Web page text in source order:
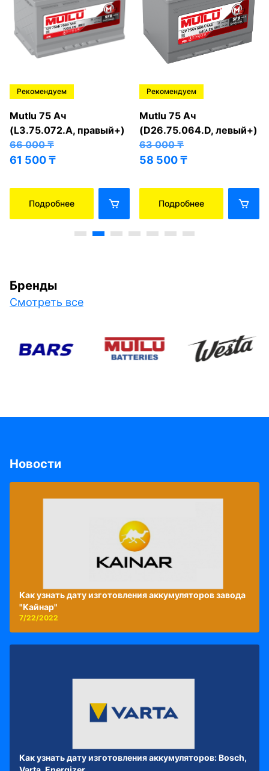
Рекомендуем
Mutlu 75 Ач
(L3.75.072.A, правый+)
66 000₸
61 500₸
Подробнее
Рекомендуем
Mutlu 75 Ач
(D26.75.064.D, левый+)
63 000₸
58 500₸
Подробнее
Бренды
Смотреть все
Новости
Как узнать дату изготовления аккумуляторов завода
"Кайнар"
7/22/2022
Как узнать дату изготовления аккумуляторов: Bosch,